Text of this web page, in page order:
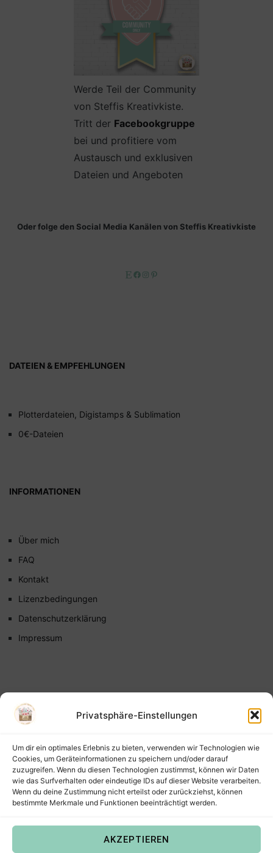
Privatsphäre-Einstellungen
Um dir ein optimales Erlebnis zu bieten, verwenden wir Technologien wie
Cookies, um Geräteinformationen zu speichern und/oder darauf
zuzugreifen. Wenn du diesen Technologien zustimmst, können wir Daten
wie das Surfverhalten oder eindeutige IDs auf dieser Website verarbeiten.
Wenn du deine Zustimmung nicht erteilst oder zurückziehst, können
bestimmte Merkmale und Funktionen beeinträchtigt werden.
AKZEPTIEREN
Werde Teil der Community
von Steffis Kreativkiste.
Tritt der Facebookgruppe
bei und profitiere vom
Austausch und exklusiven
Dateien und Angeboten
Oder folge den Social Media Kanälen von Steffis Kreativkiste
EtsyFacebook
Instagram
DATEIEN & EMPFEHLUNGEN
Plotterdateien, Digistamps & Sublimation
0€-Dateien
INFORMATIONEN
Über mich
FAQ
Kontakt
Lizenzbedingungen
Datenschutzerklärung
Impressum